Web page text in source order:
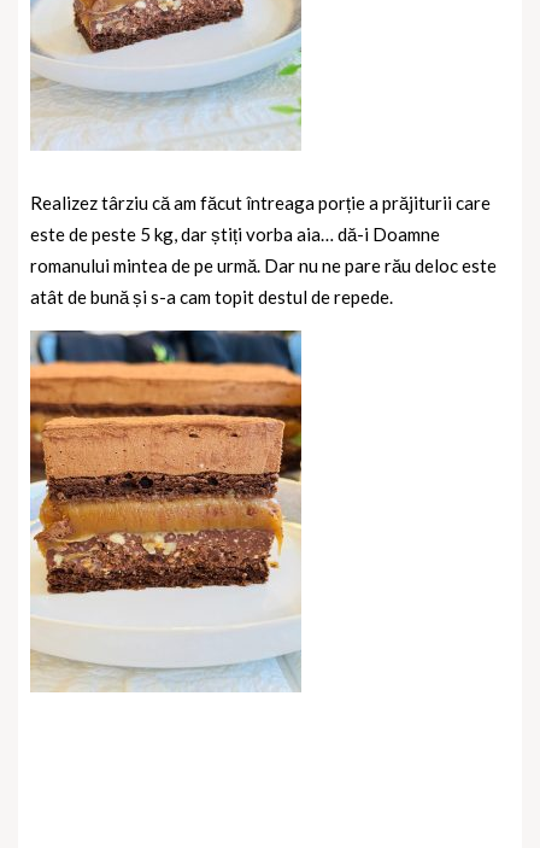
Realizez târziu că am făcut întreaga porție a prăjiturii care
este de peste 5 kg, dar știți vorba aia… dă-i Doamne
romanului mintea de pe urmă. Dar nu ne pare rău deloc este
atât de bună și s-a cam topit destul de repede.